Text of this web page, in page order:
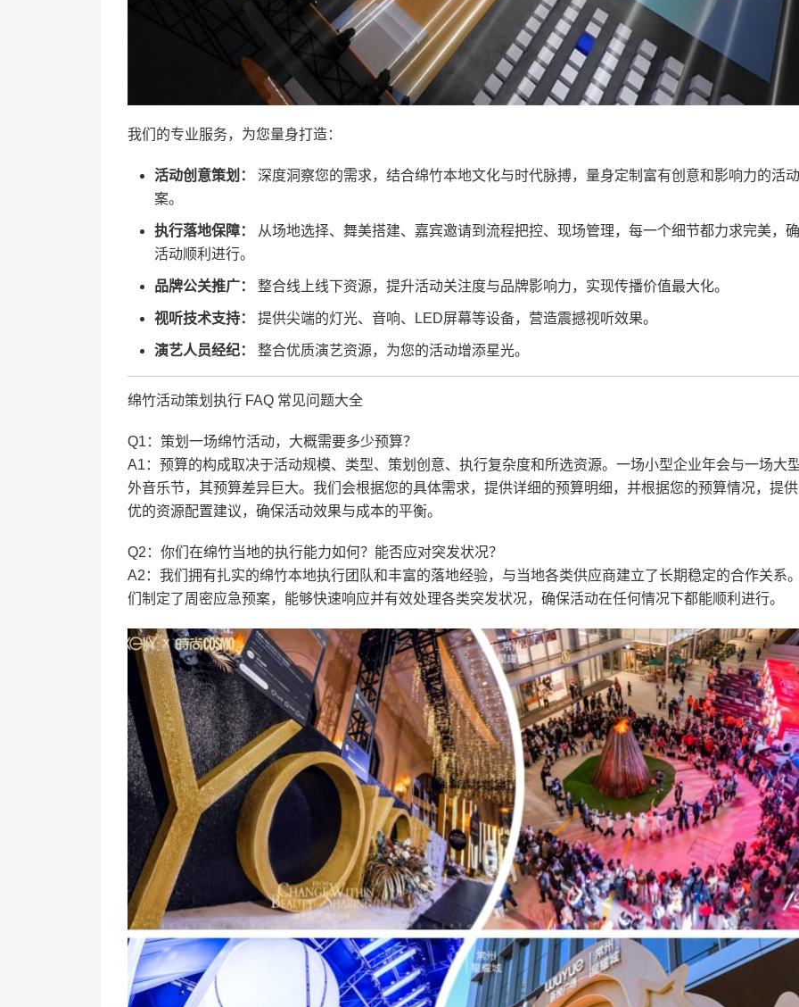
我们的专业服务，为您量身打造：
活动创意策划：
深度洞察您的需求，结合绵竹本地文化与时代脉搏，量身定制富有创意和影响力的活
案。
执行落地保障：
从场地选择、舞美搭建、嘉宾邀请到流程把控、现场管理，每一个细节都力求完美，
活动顺利进行。
品牌公关推广： 整合线上线下资源，提升活动关注度与品牌影响力，实现传播价值最大化。
视听技术支持： 提供尖端的灯光、音响、LED屏幕等设备，营造震撼视听效果。
演艺人员经纪： 整合优质演艺资源，为您的活动增添星光。
绵竹活动策划执行 FAQ 常见问题大全
Q1：策划一场绵竹活动，大概需要多少预算？
A1：预算的构成取决于活动规模、类型、策划创意、执行复杂度和所选资源。一场小型企业年会与一场大
外音乐节，其预算差异巨大。我们会根据您的具体需求，提供详细的预算明细，并根据您的预算情况，提
优的资源配置建议，确保活动效果与成本的平衡。
Q2：你们在绵竹当地的执行能力如何？能否应对突发状况？
A2：我们拥有扎实的绵竹本地执行团队和丰富的落地经验，与当地各类供应商建立了长期稳定的合作关系
们制定了周密应急预案，能够快速响应并有效处理各类突发状况，确保活动在任何情况下都能顺利进行。